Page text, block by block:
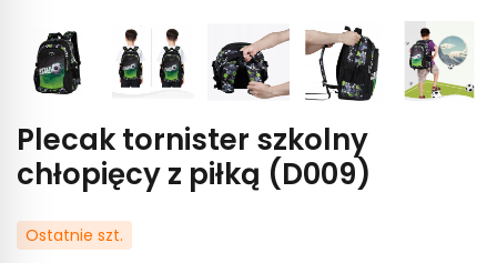
Plecak tornister szkolny
chłopięcy z piłką (D009)
Ostatnie szt.